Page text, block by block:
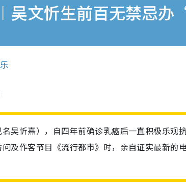
吴文忻生前百无禁忌
吴忻熹），自四年前确诊乳癌后一直积极乐观
及作客节目《流行都市》时，亲自证实最新的